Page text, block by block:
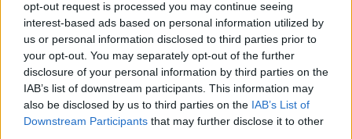
opt-out request is processed you may continue seeing
interest-based ads based on personal information utilized by
us or personal information disclosed to third parties prior to
your opt-out. You may separately opt-out of the further
disclosure of your personal information by third parties on the
IAB’s list of downstream participants. This information may
also be disclosed by us to third parties on the IAB’s List of
Downstream Participants that may further disclose it to other